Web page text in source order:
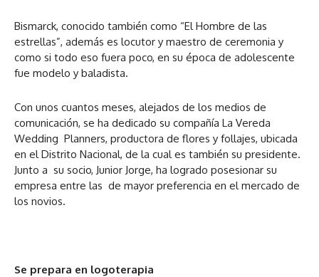
Bismarck, conocido también como “El Hombre de las
estrellas”, además es locutor y maestro de ceremonia y
como si todo eso fuera poco, en su época de adolescente
fue modelo y baladista.
Con unos cuantos meses, alejados de los medios de
comunicación, se ha dedicado su compañía La Vereda
Wedding Planners, productora de flores y follajes, ubicada
en el Distrito Nacional, de la cual es también su presidente.
Junto a su socio, Junior Jorge, ha logrado posesionar su
empresa entre las de mayor preferencia en el mercado de
los novios.
Se prepara en logoterapia